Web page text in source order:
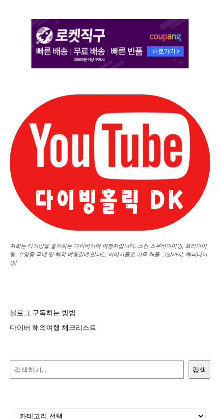
저희는 다이빙을 좋아하는 다이버이며 여행자입니다. 스킨 스쿠버다이빙, 프리다이
빙, 수영등 국내 및 해외 여행길에 만나는 이야기들로 가득 채울 그날까지, 해피다이
빙!
블로그 구독하는 방법
다이버 해외여행 체크리스트
검색